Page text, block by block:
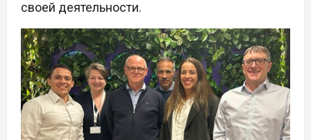
своей деятельности.